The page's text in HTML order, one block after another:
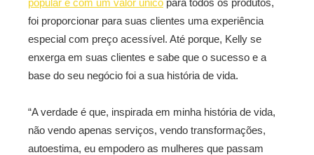
foi proporcionar para suas clientes uma experiência
especial com preço acessível. Até porque, Kelly se
enxerga em suas clientes e sabe que o sucesso e a
base do seu negócio foi a sua história de vida.
“A verdade é que, inspirada em minha história de vida,
não vendo apenas serviços, vendo transformações,
autoestima, eu empodero as mulheres que passam